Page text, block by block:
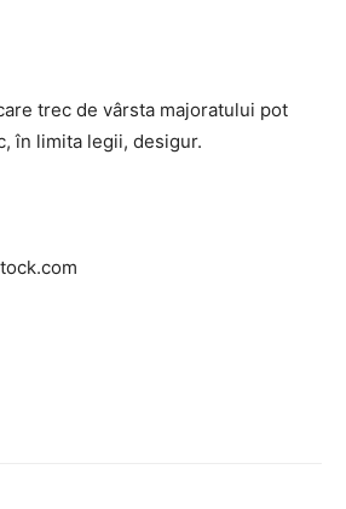
trec de vârsta majoratului pot
în limita legii, desigur.